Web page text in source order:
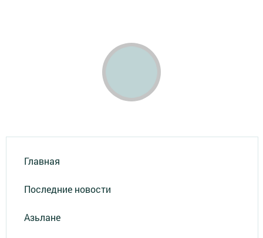
Главная
Последние новости
Азьлане